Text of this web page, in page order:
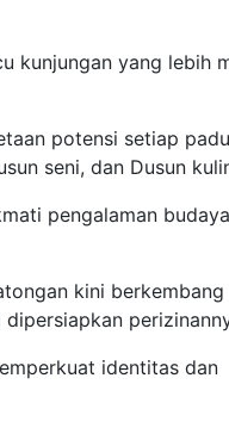
kunjungan yang lebih
potensi setiap
seni, dan Dusun
pengalaman
kini
identitas dan